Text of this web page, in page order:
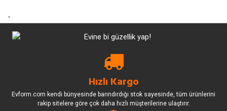
-
Hızlı Kargo
Evform.com kendi bünyesinde barındırdığı stok sayesinde, tüm ürünlerini
rakip sitelere göre çok daha hızlı müşterilerine ulaştırır.